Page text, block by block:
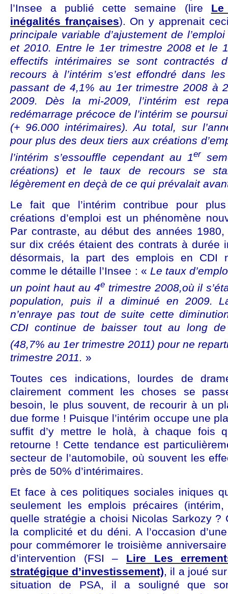
l’Insee a publié cette semaine (lire
inégalités françaises). On y apprenait
principale variable d’ajustement de
et 2010. Entre le 1er trimestre 2008 et le
effectifs intérimaires se sont contractés
recours à l’intérim s’est effondré dans
passant de 4,1% au 1er trimestre 2008 à
2009. Dès la mi-2009, l’intérim est
redémarrage précoce de l’intérim se
(+ 96.000 intérimaires). Au total, sur
pour plus des deux tiers aux créations
l’intérim s’essouffle cependant au 1er
créations) et le taux de recours se
légèrement en deçà de ce qui prévalait
Le fait que l’intérim contribue pour
créations d’emploi est un phénomène
Par contraste, au début des années
sur dix créés étaient des contrats à durée
désormais, la part des emplois en CDI
comme le détaille l’Insee : « Le taux
un point haut au 4etrimestre 2008,où il
population, puis il a diminué en 2009.
n’enraye pas tout de suite cette
CDI continue de baisser tout au long
(48,7% au 1er trimestre 2011) pour ne
trimestre 2011. »
Toutes ces indications, lourdes de
clairement comment les choses se
besoin, le plus souvent, de recourir à un
due forme ! Puisque l’intérim occupe une
suffit d’y mettre le holà, à chaque fois
retourne ! Cette tendance est
secteur de l’automobile, où souvent les
près de 50% d’intérimaires.
Et face à ces politiques sociales iniques
seulement les emplois précaires
quelle stratégie a choisi Nicolas Sarkozy ?
la complicité et du déni. A l’occasion
pour commémorer le troisième
d’intervention (FSI – Lire Les
stratégique d’investissement), il a joué
situation de PSA, il a souligné que